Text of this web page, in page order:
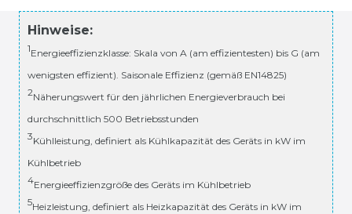
Hinweise:
1Energieeffizienzklasse: Skala von A (am effizientesten) bis G (am
wenigsten effizient). Saisonale Effizienz (gemäß EN14825)
2Näherungswert für den jährlichen Energieverbrauch bei
durchschnittlich 500 Betriebsstunden
3Kühlleistung, definiert als Kühlkapazität des Geräts in kW im
Kühlbetrieb
4Energieeffizienzgröße des Geräts im Kühlbetrieb
5Heizleistung, definiert als Heizkapazität des Geräts in kW im